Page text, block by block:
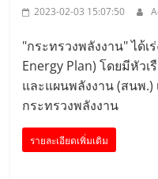
2023-02-03 15:07:50
"กระทรวงพลังงาน" ได้
Energy Plan) โดยมีหัว
และแผนพลังงาน (สนพ.)
กระทรวงพลังงาน
รายละเอียดเพิ่มเติม